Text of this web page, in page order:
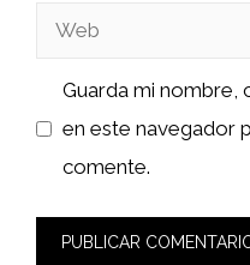
Web
Guarda mi
en este navegador
comente.